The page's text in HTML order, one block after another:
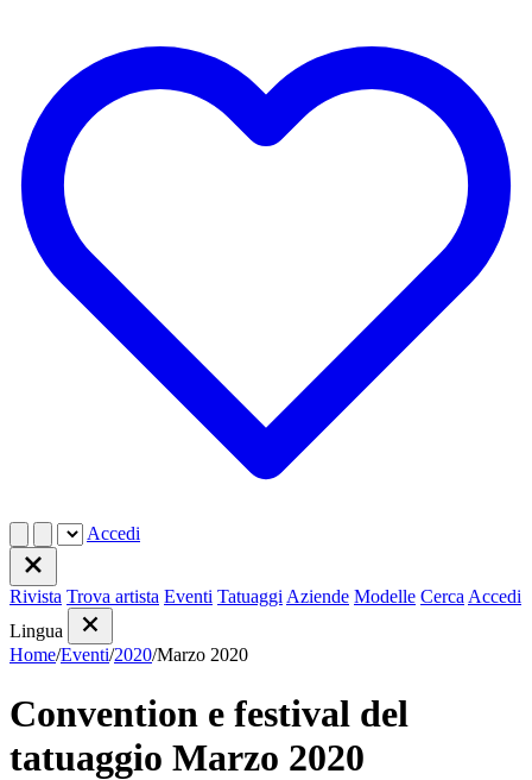
Accedi
Rivista Trova artista Eventi Tatuaggi Aziende Modelle Cerca Accedi
Lingua
Home/Eventi/2020/Marzo 2020
Convention e festival del
tatuaggio Marzo 2020